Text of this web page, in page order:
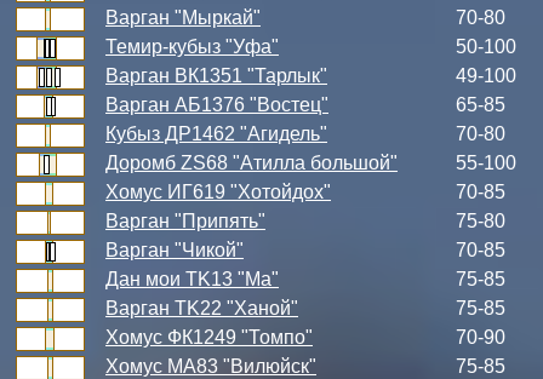
Варган "Мыркай"
70-80
Темир-кубыз "Уфа"
50-100
Варган ВК1351 "Тарлык"
49-100
Варган АБ1376 "Востец"
65-85
Кубыз ДР1462 "Агидель"
70-80
Доромб ZS68 "Атилла большой"
55-100
Хомус ИГ619 "Хотойдох"
70-85
Варган "Припять"
75-80
Варган "Чикой"
70-85
Дан мои TK13 "Ма"
75-85
Варган TK22 "Ханой"
75-85
Хомус ФК1249 "Томпо"
70-90
Хомус МА83 "Вилюйск"
75-85